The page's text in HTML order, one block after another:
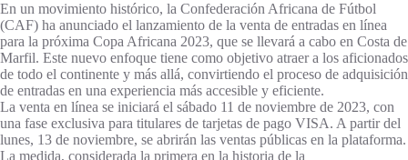
En un movimiento histórico, la Confederación Africana de Fútbol
(CAF) ha anunciado el lanzamiento de la venta de entradas en línea
para la próxima Copa Africana 2023, que se llevará a cabo en Costa de
Marfil. Este nuevo enfoque tiene como objetivo atraer a los aficionados
de todo el continente y más allá, convirtiendo el proceso de adquisición
de entradas en una experiencia más accesible y eficiente.
La venta en línea se iniciará el sábado 11 de noviembre de 2023, con
una fase exclusiva para titulares de tarjetas de pago VISA. A partir del
lunes, 13 de noviembre, se abrirán las ventas públicas en la plataforma.
La medida, considerada la primera en la historia de la